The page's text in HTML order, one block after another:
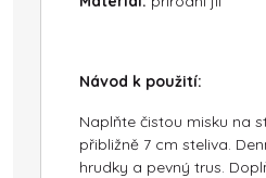
Návod k použití:
Naplňte čistou misku na
přibližně 7 cm steliva.
hrudky a pevný trus.